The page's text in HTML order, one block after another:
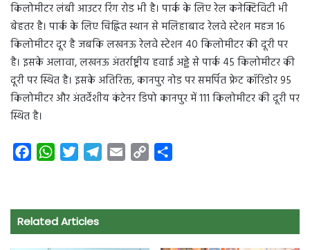
किलोमीटर लंबी आउटर रिंग रोड भी है। पार्क के लिए रेल कनेक्टिविटी भी
बेहतर है। पार्क के लिए चिह्नित स्थान से मलिहाबाद रेलवे स्टेशन महज 16
किलोमीटर दूर है जबकि लखनऊ रेलवे स्टेशन 40 किलोमीटर की दूरी पर
है। इसके अलावा, लखनऊ अंतर्राष्ट्रीय हवाई अड्डे से पार्क 45 किलोमीटर की
दूरी पर स्थित है। इसके अतिरिक्त, कानपुर नोड पर समर्पित फ्रेट कॉरिडोर 95
किलोमीटर और अंतर्देशीय कंटेनर डिपो कानपुर में 111 किलोमीटर की दूरी पर
स्थित है।
e
b
W
t
s
t
t
e
i
y
r
Related Articles